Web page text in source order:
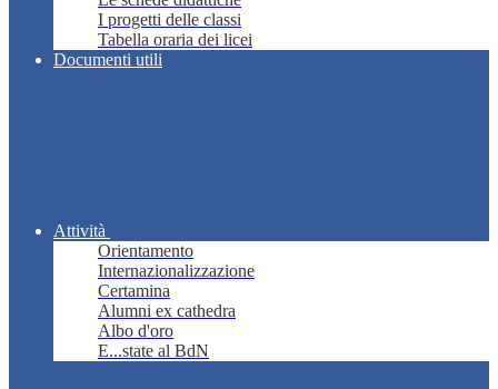
I progetti delle classi
Tabella oraria dei licei
Documenti utili
Attività
Orientamento
Internazionalizzazione
Certamina
Alumni ex cathedra
Albo d'oro
E...state al BdN